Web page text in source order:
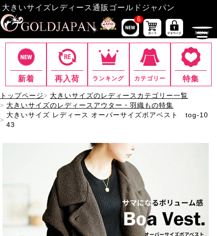
大きいサイズレディース通販ゴールドジャパン
6
新着 再入荷 ランキング カテゴリー 特集
トップページ
大きいサイズのレディースカテゴリー一覧
大きいサイズのレディースアウター・羽織もの特集
大きいサイズ レディース オーバーサイズボアベスト tog-10
43